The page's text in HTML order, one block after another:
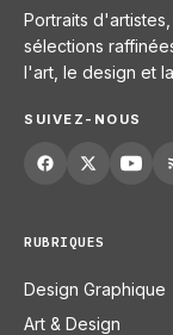
Portraits
sélections
l'art, le design et
SUIVEZ-NOUS
RUBRIQUES
Design Graphique
Art & Design